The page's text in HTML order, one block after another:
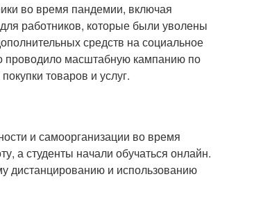
во время пандемии, включая
работников, которые были уволены
средств на социальное
проводило масштабную кампанию по
товаров и услуг.
и самоорганизации во время
а студенты начали обучаться онлайн.
дистанцированию и использованию